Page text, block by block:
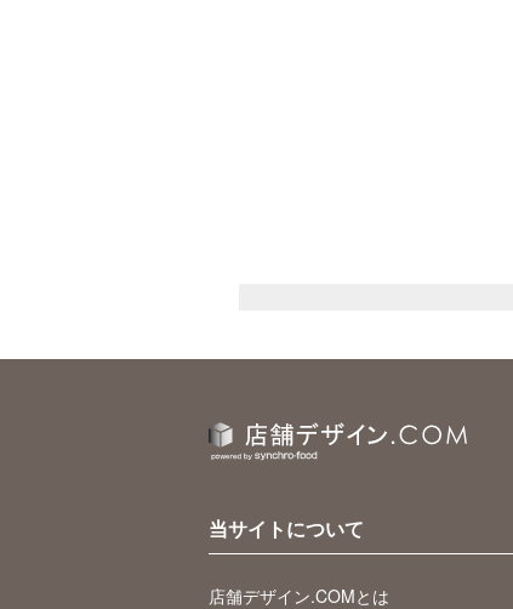
当サイトについて
店舗デザイン.COMとは